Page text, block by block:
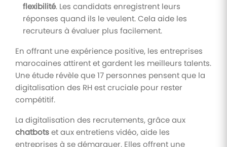
flexibilité. Les candidats enregistrent leurs
réponses quand ils le veulent. Cela aide les
recruteurs à évaluer plus facilement.
En offrant une expérience positive, les entreprises
marocaines attirent et gardent les meilleurs talents.
Une étude révèle que 17 personnes pensent que la
digitalisation des RH est cruciale pour rester
compétitif.
La digitalisation des recrutements, grâce aux
chatbotset aux entretiens vidéo, aide les
entreprises à se démarquer. Elles offrent une